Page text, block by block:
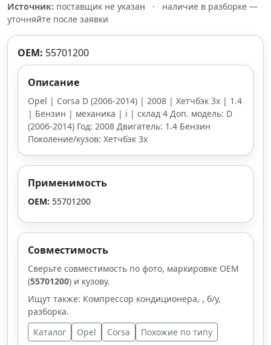
Источник: поставщик не указан ·
наличие в разборке —
уточняйте после заявки
OEM: 55701200
Описание
Opel | Corsa D (2006-2014) | 2008 | Хетчбэк 3х | 1.4
| Бензин | механика | i | склад 4 Доп. модель: D
(2006-2014) Год: 2008 Двигатель: 1.4 Бензин
Поколение/кузов: Хетчбэк 3х
Применимость
OEM: 55701200
Совместимость
Сверьте совместимость по фото, маркировке OEM
(55701200) и кузову.
Ищут также: Компрессор кондиционера, , б/у,
разборка.
Каталог
Opel Corsa Похожие по типу